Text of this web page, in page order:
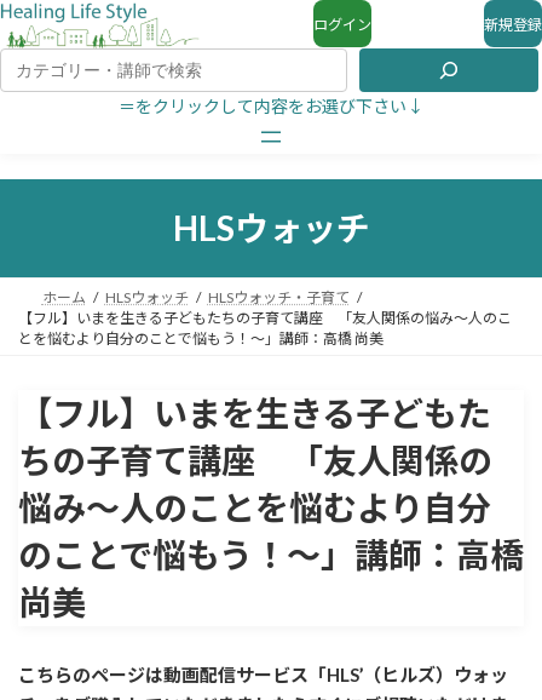
ログイン 新規登録
＝をクリックして内容をお選び下さい↓
HLSウォッチ
ホーム HLSウォッチ
HLSウォッチ・子育て
【フル】いまを生きる子どもたちの子育て講座 「友人関係の悩み〜人のこ
とを悩むより自分のことで悩もう！〜」講師：高橋 尚美
【フル】いまを生きる子どもた
ちの子育て講座 「友人関係の
悩み〜人のことを悩むより自分
のことで悩もう！〜」講師：高橋
尚美
こちらのページは動画配信サービス「HLS’（ヒルズ）ウォッ